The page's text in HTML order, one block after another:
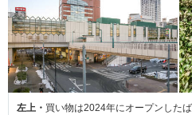
左上・ 買い物は2024年にオープンした